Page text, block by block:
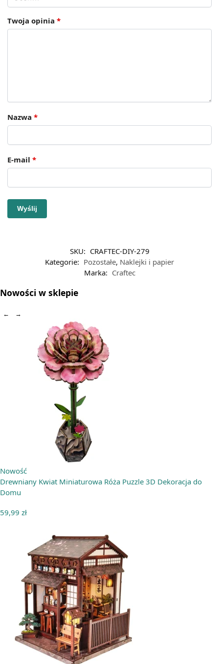
Twoja opinia *
Nazwa *
E-mail *
SKU: CRAFTEC-DIY-279
Kategorie: Pozostałe, Naklejki i papier
Marka: Craftec
Nowości w sklepie
← →
Nowość
Drewniany Kwiat Miniaturowa Róża Puzzle 3D Dekoracja do
Domu
59,99 zł